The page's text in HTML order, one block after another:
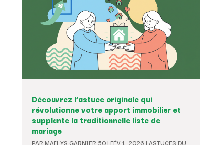
Découvrez l’astuce originale qui
révolutionne votre apport immobilier et
supplante la traditionnelle liste de
mariage
PAR MAELYS.GARNIER.50| FÉV 1, 2026 | ASTUCES DU